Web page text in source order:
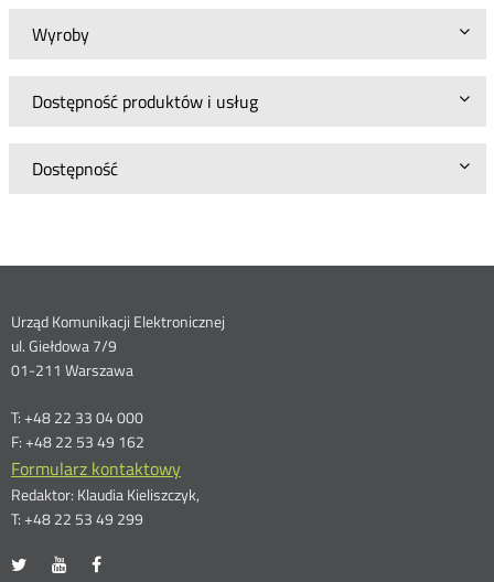
Wyroby
Dostępność produktów i usług
Dostępność
Dane
kontaktowe
Urząd Komunikacji Elektronicznej
ul. Giełdowa 7/9
01-211 Warszawa
T: +48 22 33 04 000
F: +48 22 53 49 162
Formularz kontaktowy
Redaktor: Klaudia Kieliszczyk,
T: +48 22 53 49 299
UKE
OtwórzUKE
Otwórz